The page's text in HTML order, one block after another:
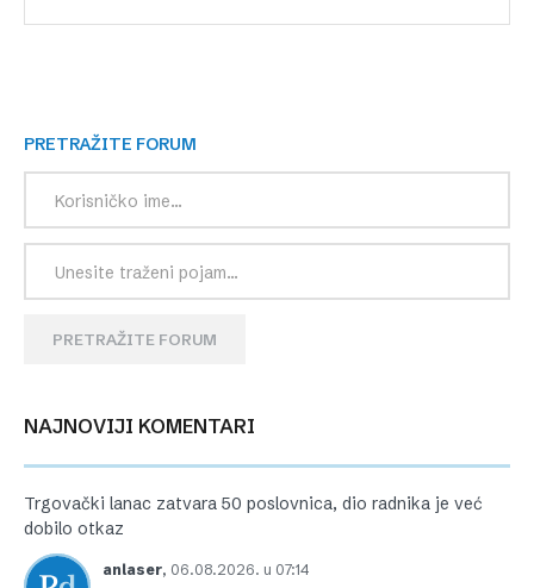
PRETRAŽITE FORUM
PRETRAŽITE FORUM
NAJNOVIJI KOMENTARI
Trgovački lanac zatvara 50 poslovnica, dio radnika je već
dobilo otkaz
anlaser, 06.08.2026. u 07:14